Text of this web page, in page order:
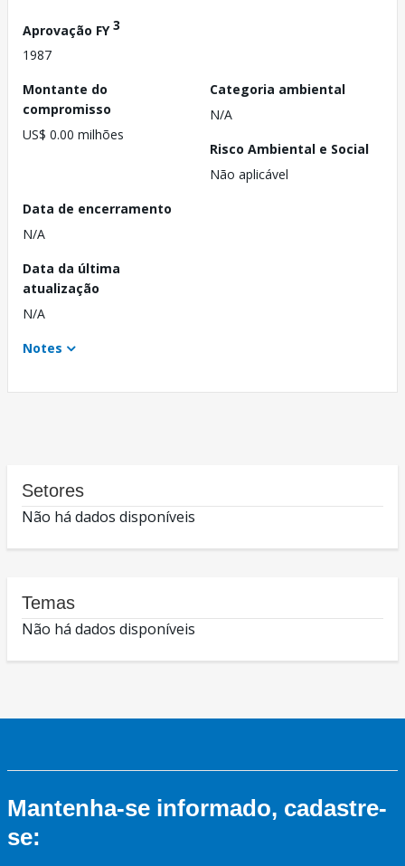
Aprovação FY3
1987
Montante do
compromisso
US$ 0.00 milhões
Categoria ambiental
N/A
Risco Ambiental e Social
Não aplicável
Data de encerramento
N/A
Data da última
atualização
N/A
Notes
Setores
Não há dados disponíveis
Temas
Não há dados disponíveis
Mantenha-se informado, cadastre-
se: